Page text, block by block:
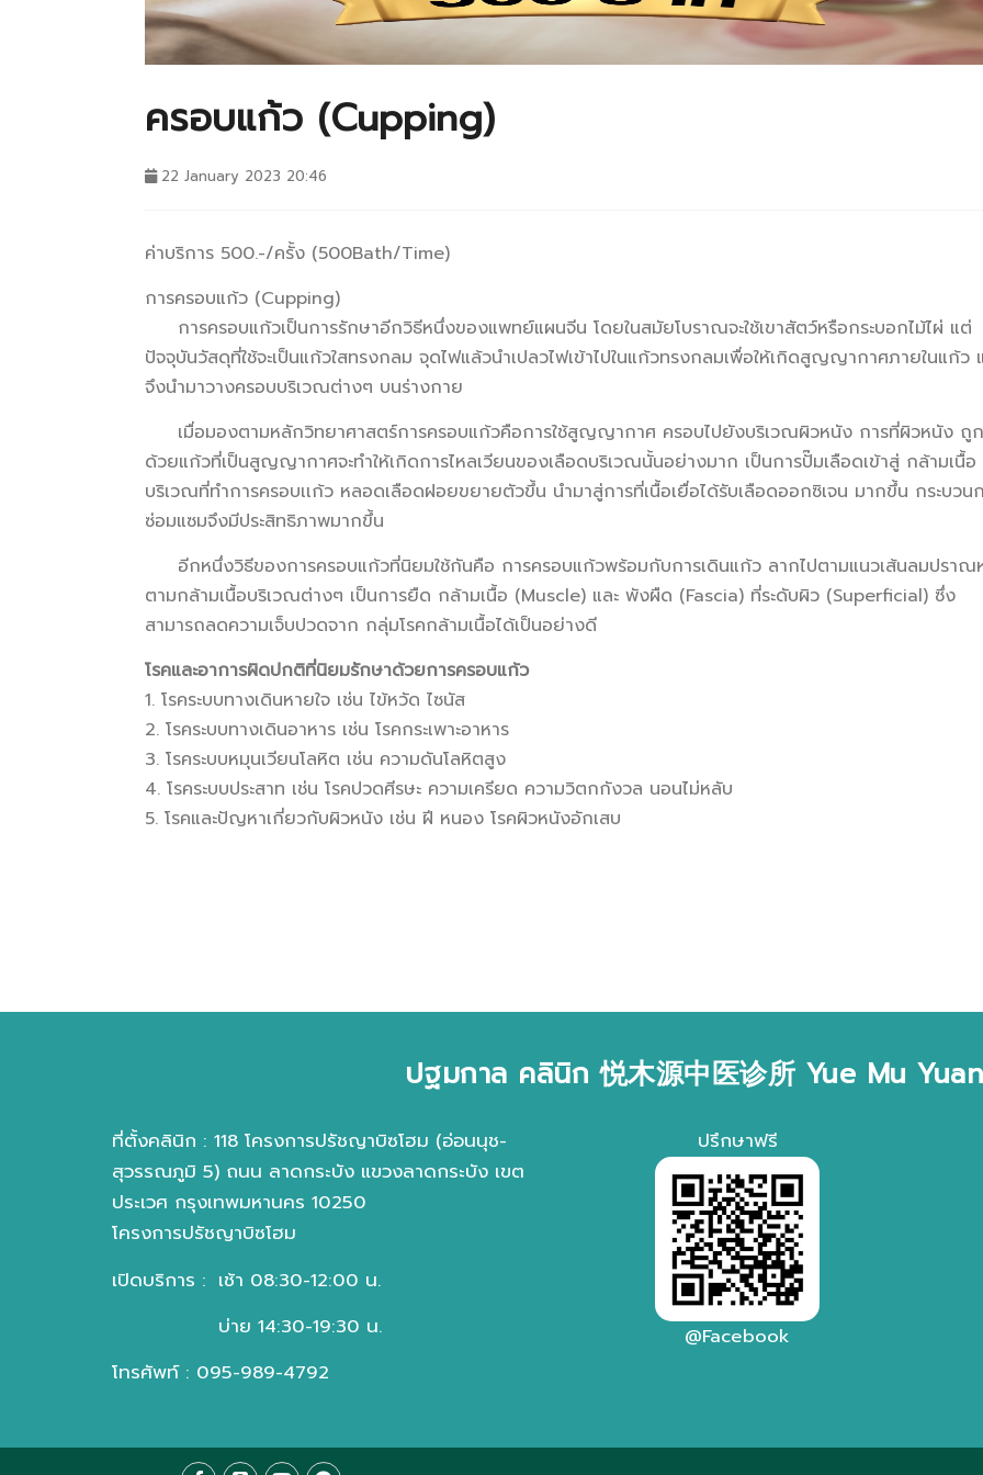
ครอบแก้ว (Cupping)
22 January 2023 20:46
ค่าบริการ 500.-/ครั้ง (500Bath/Time)
การครอบแก้ว (Cupping)
การครอบแก้วเป็นการรักษาอีกวิธีหนึ่งของแพทย์แผนจีน โดยในสมัยโบราณจะใช้เขาสัตว์หรือกระบอกไม้ไผ่ แต่
ปัจจุบันวัสดุที่ใช้จะเป็นแก้วใสทรงกลม จุดไฟแล้วนำเปลวไฟเข้าไปในแก้วทรงกลมเพื่อให้เกิดสูญญากาศภายในแก้ว
จึงนำมาวางครอบบริเวณต่างๆ บนร่างกาย
เมื่อมองตามหลักวิทยาศาสตร์การครอบแก้วคือการใช้สูญญากาศ ครอบไปยังบริเวณผิวหนัง การที่ผิวหนัง ถู
ด้วยแก้วที่เป็นสูญญากาศจะทำให้เกิดการไหลเวียนของเลือดบริเวณนั้นอย่างมาก เป็นการปั๊มเลือดเข้าสู่ กล้ามเนื้อ
บริเวณที่ทำการครอบเเก้ว หลอดเลือดฝอยขยายตัวขึ้น นำมาสู่การที่เนื้อเยื่อได้รับเลือดออกซิเจน มากขึ้น กระบวน
ซ่อมแซมจึงมีประสิทธิภาพมากขึ้น
อีกหนึ่งวิธีของการครอบแก้วที่นิยมใช้กันคือ การครอบแก้วพร้อมกับการเดินแก้ว ลากไปตามแนวเส้นลมปราณ
ตามกล้ามเนื้อบริเวณต่างๆ เป็นการยืด กล้ามเนื้อ (Muscle) และ พังผืด (Fascia) ที่ระดับผิว (Superficial) ซึ่ง
สามารถลดความเจ็บปวดจาก กลุ่มโรคกล้ามเนื้อได้เป็นอย่างดี
โรคและอาการผิดปกติที่นิยมรักษาด้วยการครอบแก้ว
1. โรคระบบทางเดินหายใจ เช่น ไข้หวัด ไซนัส
2. โรคระบบทางเดินอาหาร เช่น โรคกระเพาะอาหาร
3. โรคระบบหมุนเวียนโลหิต เช่น ความดันโลหิตสูง
4. โรคระบบประสาท เช่น โรคปวดศีรษะ ความเครียด ความวิตกกังวล นอนไม่หลับ
5. โรคและปัญหาเกี่ยวกับผิวหนัง เช่น ฝี หนอง โรคผิวหนังอักเสบ
ปฐมกาล คลินิก 悦木源中医诊所 Yue Mu
ที่ตั้งคลินิก : 118 โครงการปรัชญาบิซโฮม (อ่อนนุช-
สุวรรณภูมิ 5) ถนน ลาดกระบัง แขวงลาดกระบัง เขต
ประเวศ กรุงเทพมหานคร 10250
โครงการปรัชญาบิซโฮม
เปิดบริการ : เช้า 08:30-12:00 น.
บ่าย 14:30-19:30 น.
โทรศัพท์ : 095-989-4792
ปรึกษาฟรี
@Facebook